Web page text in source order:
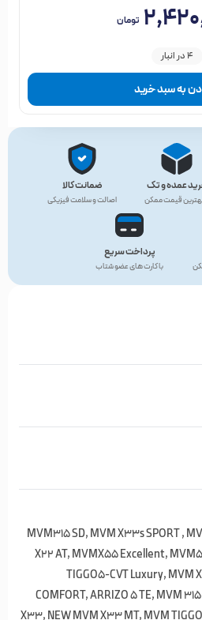
تومان
4 در انبار
به سبد خرید
عمده و تک
قیمت ممکن
ضمانت کالا
اصالت و سلامت فیزیکی
پرداخت سریع
با کارت های عضو شتاب
MVM315 SD, MVM X33s SPORT ,
X22 AT, MVMX55 Excellent,
TIGGO5-CVT Luxury, MVM
COMFORT, ARRIZO 5 TE, MVM
X33, NEW MVM X33 MT, MVM